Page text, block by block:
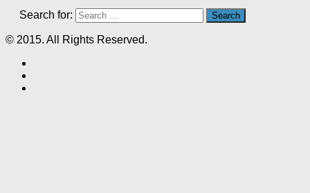
Search for:
© 2015. All Rights Reserved.